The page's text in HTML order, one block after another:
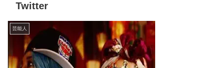
Twitter
芸能人